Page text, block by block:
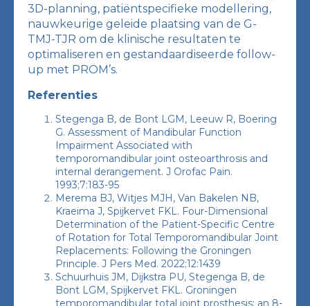
3D-planning, patiëntspecifieke modellering,
nauwkeurige geleide plaatsing van de G-
TMJ-TJR om de klinische resultaten te
optimaliseren en gestandaardiseerde follow-
up met PROM’s.
Referenties
Stegenga B, de Bont LGM, Leeuw R, Boering
G. Assessment of Mandibular Function
Impairment Associated with
temporomandibular joint osteoarthrosis and
internal derangement. J Orofac Pain.
1993;7:183-95
Merema BJ, Witjes MJH, Van Bakelen NB,
Kraeima J, Spijkervet FKL. Four-Dimensional
Determination of the Patient-Specific Centre
of Rotation for Total Temporomandibular Joint
Replacements: Following the Groningen
Principle. J Pers Med. 2022;12:1439
Schuurhuis JM, Dijkstra PU, Stegenga B, de
Bont LGM, Spijkervet FKL. Groningen
temporomandibular total joint prosthesis: an 8-